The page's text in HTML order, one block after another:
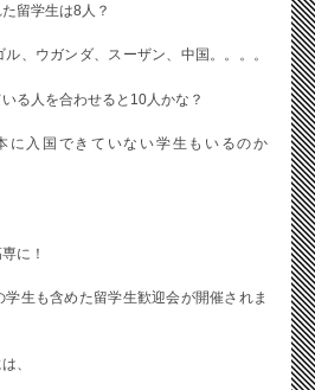
留学生は8人？
、ウガンダ、スーザン、中国。。。。
る人を合わせると10人かな？
に入国できていない学生もいるのか
に！
生も含めた留学生歓迎会が開催されま
、